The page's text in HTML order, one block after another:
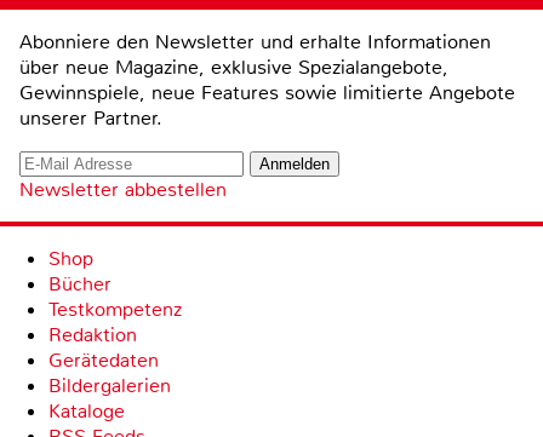
Abonniere den Newsletter und erhalte Informationen
über neue Magazine, exklusive Spezialangebote,
Gewinnspiele, neue Features sowie limitierte Angebote
unserer Partner.
Newsletter abbestellen
Shop
Bücher
Testkompetenz
Redaktion
Gerätedaten
Bildergalerien
Kataloge